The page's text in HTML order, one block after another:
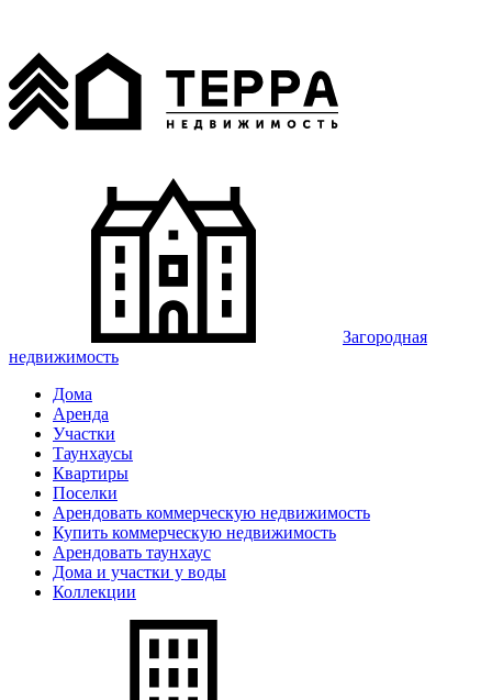
Загородная
недвижимость
Дома
Аренда
Участки
Таунхаусы
Квартиры
Поселки
Арендовать коммерческую недвижимость
Купить коммерческую недвижимость
Арендовать таунхаус
Дома и участки у воды
Коллекции